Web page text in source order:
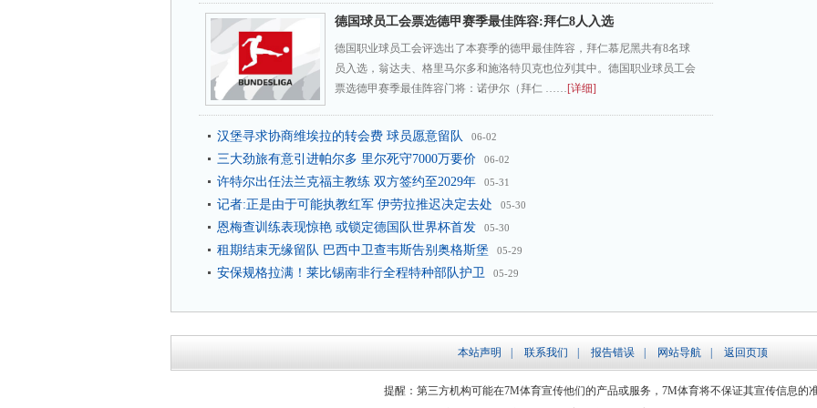
德国球员工会票选德甲赛季最佳阵容:拜仁8人入选
德国职业球员工会评选出了本赛季的德甲最佳阵容，拜仁慕尼黑共有8名球
员入选，翁达夫、格里马尔多和施洛特贝克也位列其中。德国职业球员工会
票选德甲赛季最佳阵容门将：诺伊尔（拜仁 ……[详细]
汉堡寻求协商维埃拉的转会费 球员愿意留队 06-02
三大劲旅有意引进帕尔多 里尔死守7000万要价 06-02
许特尔出任法兰克福主教练 双方签约至2029年 05-31
记者:正是由于可能执教红军 伊劳拉推迟决定去处 05-30
恩梅查训练表现惊艳 或锁定德国队世界杯首发 05-30
租期结束无缘留队 巴西中卫查韦斯告别奥格斯堡 05-29
安保规格拉满！莱比锡南非行全程特种部队护卫 05-29
本站声明 联系我们 报告错误 网站导航 返回页顶
提醒：第三方机构可能在7M体育宣传他们的产品或服务，7M体育将不保证其宣传信息的